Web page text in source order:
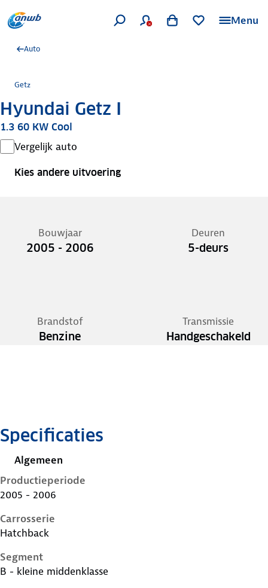
Menu
Auto
Getz
Hyundai Getz I
1.3 60 KW Cool
Vergelijk auto
Kies andere uitvoering
Bouwjaar
2005 - 2006
Deuren
5-deurs
Brandstof
Benzine
Transmissie
Handgeschakeld
Specificaties
Algemeen
Productieperiode
2005 - 2006
Carrosserie
Hatchback
Segment
B - kleine middenklasse